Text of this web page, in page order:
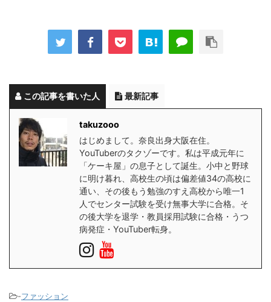
この記事を書いた人 最新記事
takuzooo
はじめまして。奈良出身大阪在住。
YouTuberのタクゾーです。私は平成元年に
「ケーキ屋」の息子として誕生。小中と野球
に明け暮れ、高校生の頃は偏差値34の高校に
通い、その後もう勉強のすえ高校から唯一1
人でセンター試験を受け無事大学に合格。そ
の後大学を退学・教員採用試験に合格・うつ
病発症・YouTuber転身。
-ファッション